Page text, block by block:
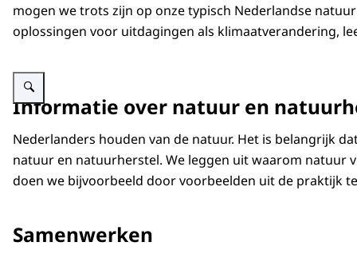
dieren en planten worden met uitsterven
Overheid, natuurorganisaties en andere partijen
Natuurherstel vraagt soms ook om ingrijpende
planten. Het kappen van aangeplant naaldbos
water vasthouden en het veengebied CO2 kan
mens en natuur. Zo geven we de natuur de kans
mogen we trots zijn op onze typisch Nederlandse
oplossingen voor uitdagingen als klimaatverandering,
Vergroot afbeelding Logo basis
Informatie over natuur en
Nederlanders houden van de natuur. Het is belangrijk
natuur en natuurherstel. We leggen uit waarom natuur
doen we bijvoorbeeld door voorbeelden uit de praktijk
Samenwerken